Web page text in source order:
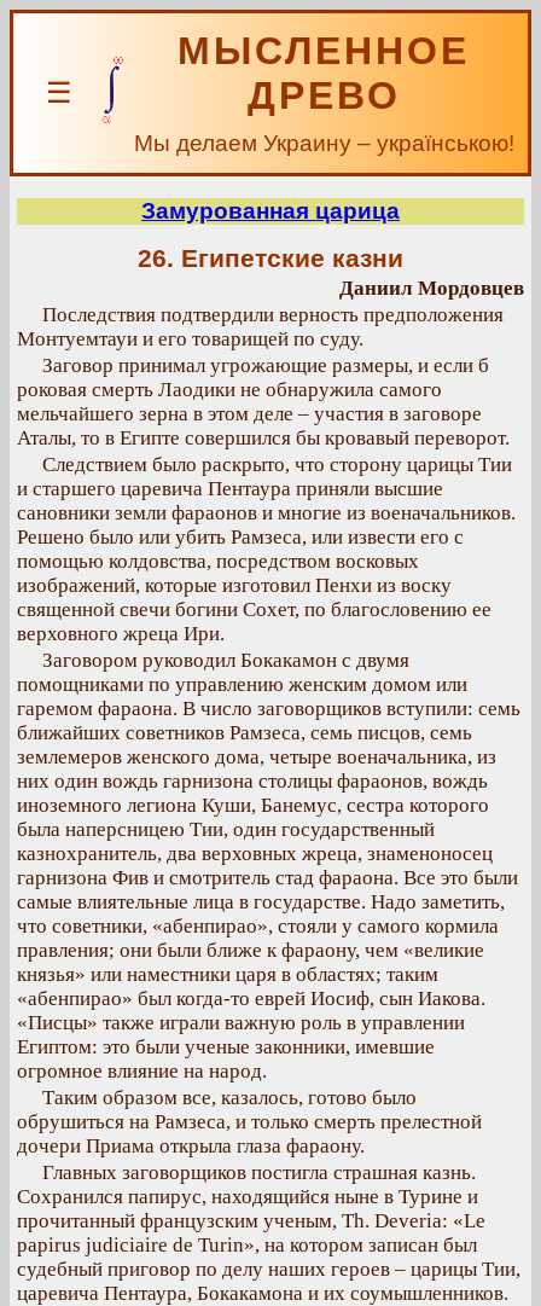
☰
МЫСЛЕННОЕ
ДРЕВО
Мы делаем Украину – українською!
Замурованная царица
26. Египетские казни
Даниил Мордовцев
Последствия подтвердили верность предположения
Монтуемтауи и его товарищей по суду.
Заговор принимал угрожающие размеры, и если б
роковая смерть Лаодики не обнаружила самого
мельчайшего зерна в этом деле – участия в заговоре
Аталы, то в Египте совершился бы кровавый переворот.
Следствием было раскрыто, что сторону царицы Тии
и старшего царевича Пентаура приняли высшие
сановники земли фараонов и многие из военачальников.
Решено было или убить Рамзеса, или извести его с
помощью колдовства, посредством восковых
изображений, которые изготовил Пенхи из воску
священной свечи богини Сохет, по благословению ее
верховного жреца Ири.
Заговором руководил Бокакамон с двумя
помощниками по управлению женским домом или
гаремом фараона. В число заговорщиков вступили: семь
ближайших советников Рамзеса, семь писцов, семь
землемеров женского дома, четыре военачальника, из
них один вождь гарнизона столицы фараонов, вождь
иноземного легиона Куши, Банемус, сестра которого
была наперсницею Тии, один государственный
казнохранитель, два верховных жреца, знаменоносец
гарнизона Фив и смотритель стад фараона. Все это были
самые влиятельные лица в государстве. Надо заметить,
что советники, «абенпирао», стояли у самого кормила
правления; они были ближе к фараону, чем «великие
князья» или наместники царя в областях; таким
«абенпирао» был когда-то еврей Иосиф, сын Иакова.
«Писцы» также играли важную роль в управлении
Египтом: это были ученые законники, имевшие
огромное влияние на народ.
Таким образом все, казалось, готово было
обрушиться на Рамзеса, и только смерть прелестной
дочери Приама открыла глаза фараону.
Главных заговорщиков постигла страшная казнь.
Сохранился папирус, находящийся ныне в Турине и
прочитанный французским ученым, Th. Deveria: «Le
papirus judiciaire de Turin», на котором записан был
судебный приговор по делу наших героев – царицы Тии,
царевича Пентаура, Бокакамона и их соумышленников.